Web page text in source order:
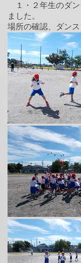
１・２年生のダン
ました。
場所の確認、ダン